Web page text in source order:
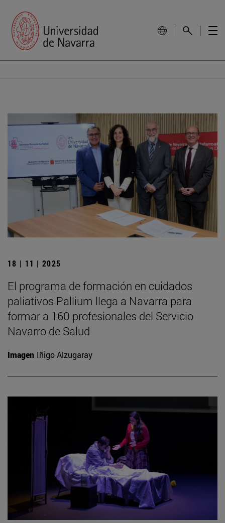
18 | 11 | 2025
El programa de formación en cuidados
paliativos Pallium llega a Navarra para
formar a 160 profesionales del Servicio
Navarro de Salud
Imagen Iñigo Alzugaray